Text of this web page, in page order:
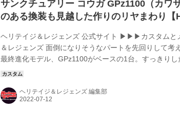
サンクチュアリー コウガ GPz1100（カワ
のある換装も見越した作りのリヤまわり【
ヘリテイジ＆レジェンズ 公式サイト ▶▶▶カスタムと
＆レジェンズ 面倒になりそうなパートを先回りして考
最終進化モデル、GPz1100がベースの1台。すっきりし
らはきっちりとしたカスタムの感覚が伝わってくるが
プトはどうなのか。 「オーナーさんは元々Zに乗って
っていたんです。それで乗り換えのタイミングがやっ
ヘリテイジ＆レジェンズ 編集部